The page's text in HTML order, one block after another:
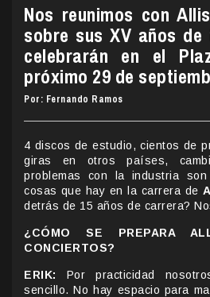
Nos reunimos con
sobre sus XV años
celebrarán en el
próximo 29 de
Por: Fernando Ramos
4 discos de estudio, cientos de
giras en otros países,
problemas con la industria
cosas que hay en la carrera de
detrás de 15 años de carrera?
¿CÓMO SE PREPARA
CONCIERTOS?
ERIK: Por practicidad
sencillo. No hay espacio para